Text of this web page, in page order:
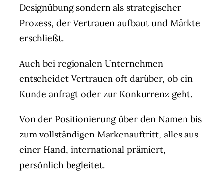
Designübung sondern als strategischer
Prozess, der Vertrauen aufbaut und Märkte
erschließt.
Auch bei regionalen Unternehmen
entscheidet Vertrauen oft darüber, ob ein
Kunde anfragt oder zur Konkurrenz geht.
Von der Positionierung über den Namen bis
zum vollständigen Markenauftritt, alles aus
einer Hand, international prämiert,
persönlich begleitet.